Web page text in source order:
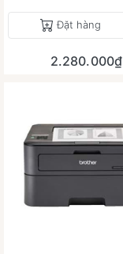
Đặt hàng
2.280.000₫